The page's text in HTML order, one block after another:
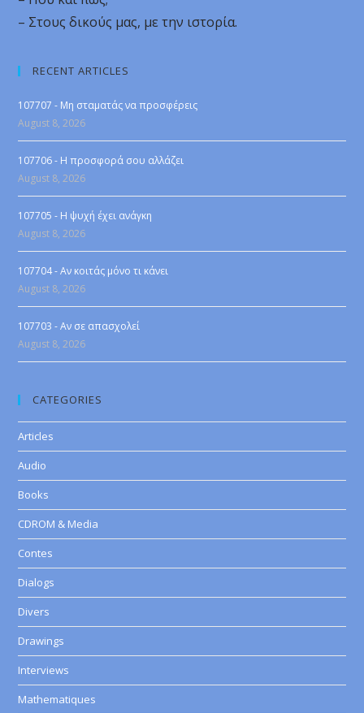
– Στους δικούς μας, με την ιστορία.
RECENT ARTICLES
107707 - Μη σταματάς να προσφέρεις
August 8, 2026
107706 - Η προσφορά σου αλλάζει
August 8, 2026
107705 - Η ψυχή έχει ανάγκη
August 8, 2026
107704 - Αν κοιτάς μόνο τι κάνει
August 8, 2026
107703 - Αν σε απασχολεί
August 8, 2026
CATEGORIES
Articles
Audio
Books
CDROM & Media
Contes
Dialogs
Divers
Drawings
Interviews
Mathematiques